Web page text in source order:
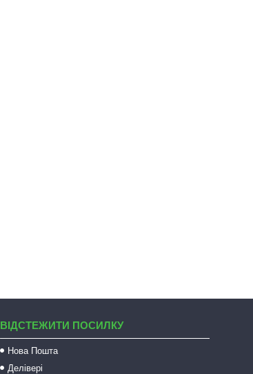
ВІДСТЕЖИТИ ПОСИЛКУ
Нова Пошта
Делівері